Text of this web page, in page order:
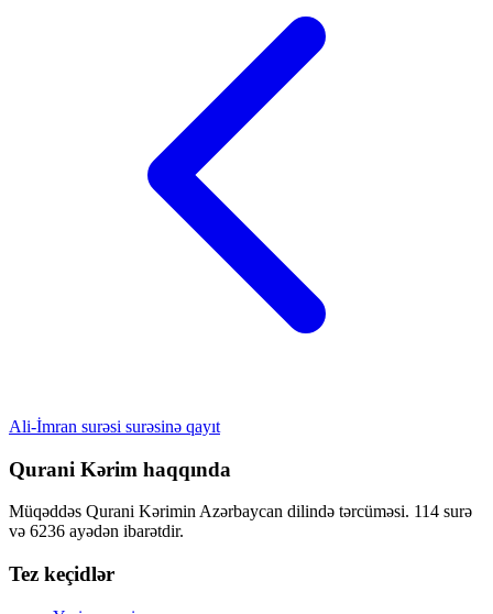
Ali-İmran surəsi surəsinə qayıt
Qurani Kərim haqqında
Müqəddəs Qurani Kərimin Azərbaycan dilində tərcüməsi. 114 surə
və 6236 ayədən ibarətdir.
Tez keçidlər